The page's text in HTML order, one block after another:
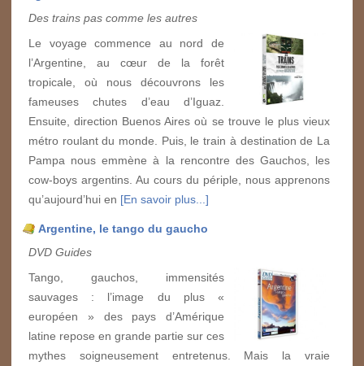
Des trains pas comme les autres
Le voyage commence au nord de
l’Argentine, au cœur de la forêt
tropicale, où nous découvrons les
fameuses chutes d’eau d’Iguaz.
Ensuite, direction Buenos Aires où se trouve le plus vieux
métro roulant du monde. Puis, le train à destination de La
Pampa nous emmène à la rencontre des Gauchos, les
cow-boys argentins. Au cours du périple, nous apprenons
qu’aujourd’hui en [En savoir plus...]
Argentine, le tango du gaucho
DVD Guides
Tango, gauchos, immensités
sauvages : l’image du plus «
européen » des pays d’Amérique
latine repose en grande partie sur ces
mythes soigneusement entretenus. Mais la vraie